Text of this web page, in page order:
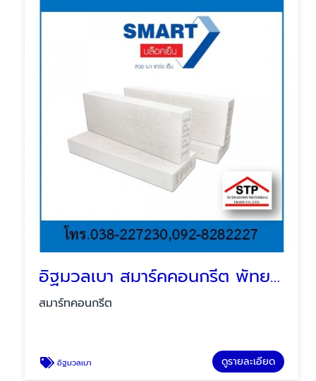
อิฐมวลเบา สมาร์คคอนกรีต พัทยา บ่อวิน ระยอง
สมาร์ทคอนกรีต
อิฐมวลเบา ดูรายละเอียด